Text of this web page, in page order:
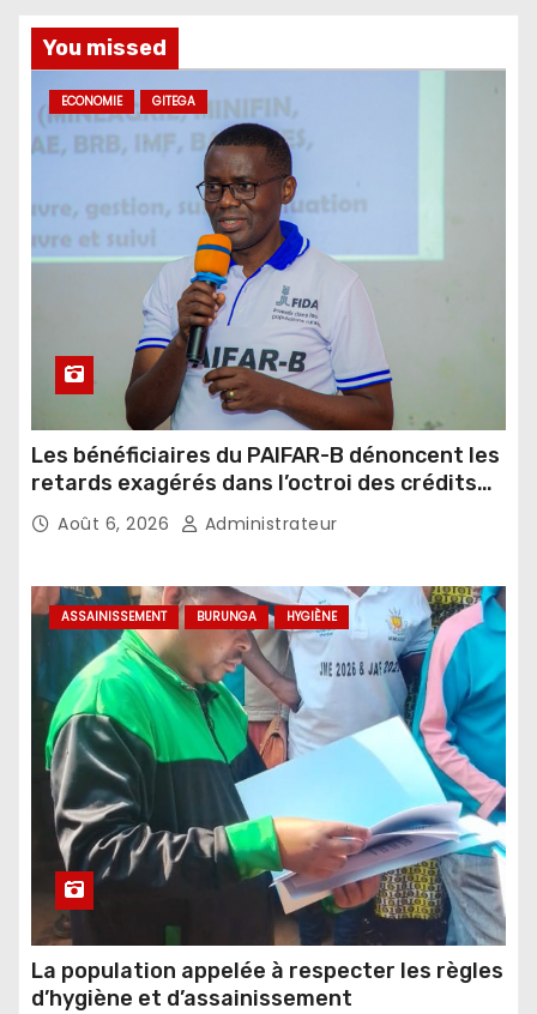
You missed
ECONOMIE GITEGA
Les bénéficiaires du PAIFAR-B dénoncent les
retards exagérés dans l’octroi des crédits
agricoles
Août 6, 2026 Administrateur
ASSAINISSEMENT BURUNGA HYGIÈNE
La population appelée à respecter les règles
d’hygiène et d’assainissement